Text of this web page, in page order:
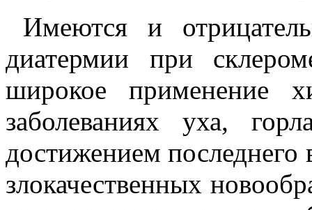
Имеются и
диатермии при
широкое применение
заболеваниях уха,
достижением
злокачественных